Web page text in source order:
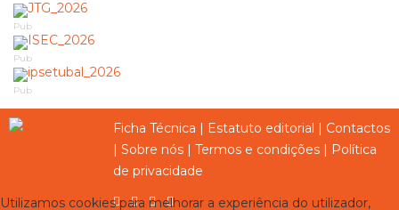
Pub
Pub
Pub
Ficha Técnica | Estatuto editorial | Contactos
| Sobre nós | Termos e condições | Política
de privacidade
Utilizamos cookies para melhorar a experiência do utilizador,